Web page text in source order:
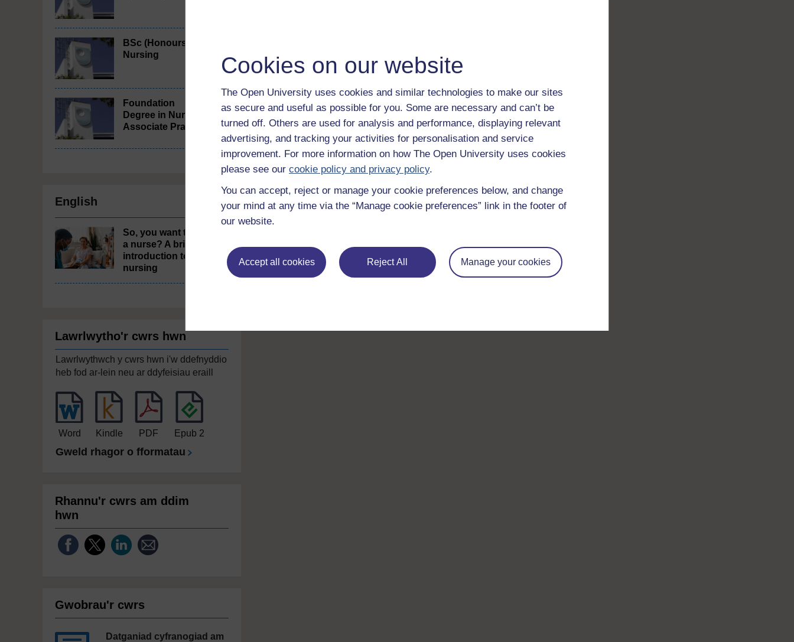
Cookies on our website
The Open University uses cookies and similar technologies to make our sites
as secure and useful as possible for you. Some are necessary and can’t be
turned off. Others are used for analysis and performance, displaying relevant
advertising, and tracking your activities for personalisation and service
improvement. For more information on how The Open University uses cookies
please see our cookie policy and privacy policy.
You can accept, reject or manage your cookie preferences below, and change
your mind at any time via the “Manage cookie preferences” link in the footer of
our website.
Accept all cookies Reject All Manage your cookies
BSc (Honours)
Nursing
Foundation
Degree in Nursing
Associate Practice
English
So, you want to be
a nurse? A brief
introduction to
nursing
Lawrlwytho'r cwrs hwn
Lawrlwythwch y cwrs hwn i'w ddefnyddio
heb fod ar-lein neu ar ddyfeisiau eraill
Word Kindle PDF Epub 2
Gweld rhagor o fformatau
Rhannu'r cwrs am ddim
hwn
Gwobrau'r cwrs
Datganiad cyfranogiad am